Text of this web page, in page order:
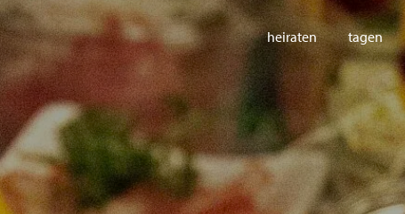
heiraten tagen